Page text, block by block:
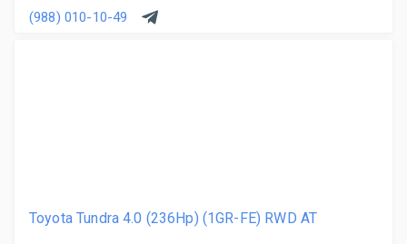
(988) 010-10-49
Toyota Tundra 4.0 (236Hp) (1GR-FE) RWD AT